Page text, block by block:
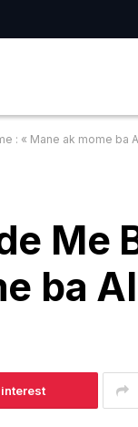
: « Mane ak mome ba
Me
ba